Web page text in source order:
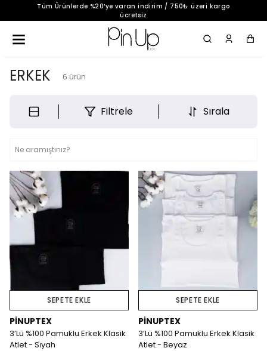
Tüm Ürünlerde %20’ye varan indirim / 750₺ üzeri kargo
ücretsiz
0
ERKEK 6 ürün
Filtrele Sırala
SEPETE EKLE
PİNUPTEX
3’Lü %100 Pamuklu Erkek Klasik
Atlet - Si̇yah
SEPETE EKLE
PİNUPTEX
3’Lü %100 Pamuklu Erkek Klasik
Atlet - Beyaz